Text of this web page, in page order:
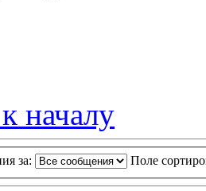
началу
за: Поле